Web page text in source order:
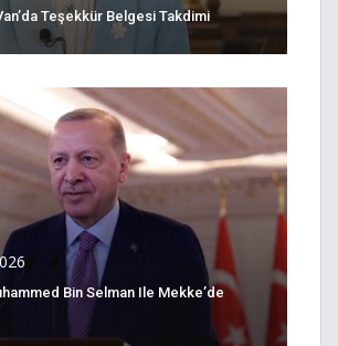
Teşekkür Belgesi Takdimi
Bin Selman Ile Mekke’de